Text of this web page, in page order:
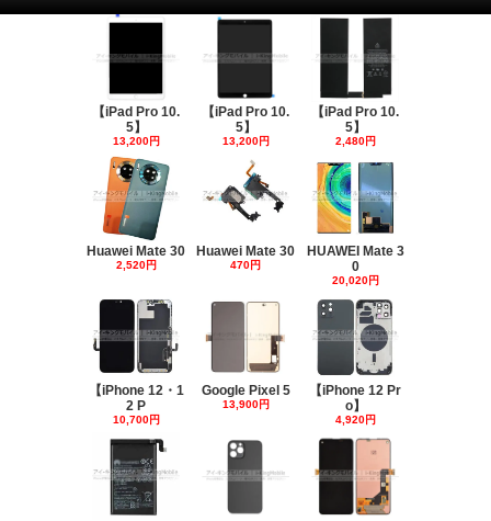
【iPad Pro 10.
5】
13,200円
【iPad Pro 10.
5】
13,200円
【iPad Pro 10.
5】
2,480円
Huawei Mate 30
2,520円
Huawei Mate 30
470円
HUAWEI Mate 3
0
20,020円
【iPhone 12・1
2 P
10,700円
Google Pixel 5
13,900円
【iPhone 12 Pr
o】
4,920円